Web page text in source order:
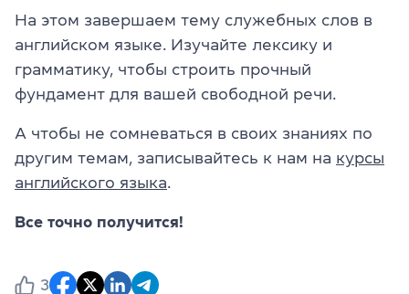
На этом завершаем тему служебных слов в
английском языке. Изучайте лексику и
грамматику, чтобы строить прочный
фундамент для вашей свободной речи.
А чтобы не сомневаться в своих знаниях по
другим темам, записывайтесь к нам на курсы
английского языка.
Все точно получится!
3